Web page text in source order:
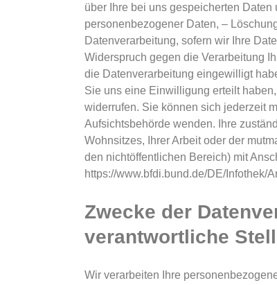
über Ihre bei uns gespeicherten
personenbezogener Daten, –
Datenverarbeitung, sofern wir Ihre
Widerspruch gegen die Verarbeitung
die Datenverarbeitung eingewilligt
Sie uns eine Einwilligung erteilt
widerrufen. Sie können sich jederzeit
Aufsichtsbehörde wenden. Ihre
Wohnsitzes, Ihrer Arbeit oder der
den nichtöffentlichen Bereich) mit
https://www.bfdi.bund.de/DE/Infothek/
Zwecke der
verantwortliche
Wir verarbeiten Ihre